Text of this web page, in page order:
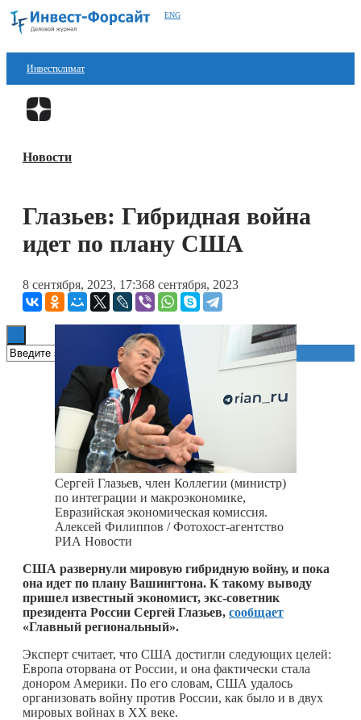
ENG
Инвестклимат
Финансы
Блокчейн
Книги
Новости
Глазьев: Гибридная война
идет по плану США
8 сентября, 2023, 17:368 сентября, 2023
Сергей Глазьев, член Коллегии (министр)
по интеграции и макроэкономике,
Евразийская экономическая комиссия.
Алексей Филиппов / Фотохост-агентство
РИА Новости
США развернули мировую гибридную войну, и пока
она идет по плану Вашингтона. К такому выводу
пришел известный экономист, экс-советник
президента России Сергей Глазьев, сообщает
«Главный региональный».
Эксперт считает, что США достигли следующих целей:
Европа оторвана от России, и она фактически стала
донором Америки. По его словам, США удалось
организовать войну против России, как было и в двух
мировых войнах в XX веке.